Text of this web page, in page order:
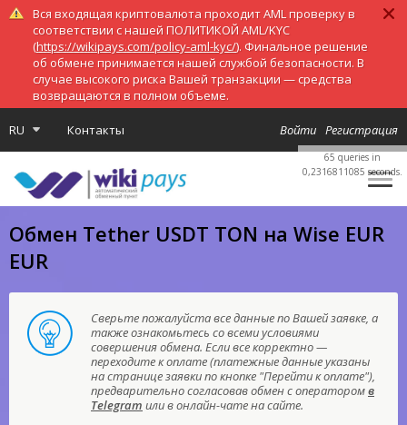
Вся входящая криптовалюта проходит AML проверку в
соответствии с нашей ПОЛИТИКОЙ AML/KYC
(https://wikipays.com/policy-aml-kyc/). Финальное решение
об обмене принимается нашей службой безопасности. В
случае высокого риска Вашей транзакции — средства
возвращаются в полном объеме.
RU Контакты Регистрация
Войти
Обмен Tether USDT TON на Wise EUR
EUR
Сверьте пожалуйста все данные по Вашей заявке, а
также ознакомьтесь со всеми условиями
совершения обмена. Если все корректно —
переходите к оплате (платежные данные указаны
на странице заявки по кнопке "Перейти к оплате"),
предварительно согласовав обмен с операторомв
Telegram или в онлайн-чате на сайте.
65 queries in
0,2316811085 seconds.